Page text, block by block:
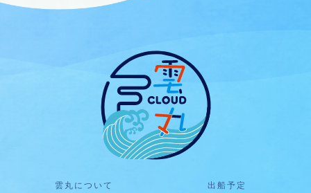
雲丸について 出船予定